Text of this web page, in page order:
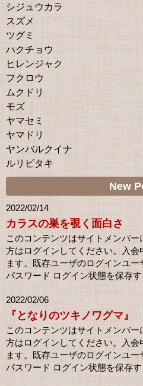
シジュウカラ
スズメ
ツグミ
ハクチョウ
ヒレンジャク
フクロウ
ムクドリ
モズ
ヤマセミ
ヤマドリ
ヤンバルクイナ
ルリビタキ
New
2022/02/14
カラスの巣を覗く面白さ
このコンテンツはサイトメンバ
方はログインしてください。入会
ます。既存ユーザのログインユ
パスワード ログイン状態を保存
2022/02/06
『となりのツキノワグマ』
このコンテンツはサイトメンバ
方はログインしてください。入会
ます。既存ユーザのログインユ
パスワード ログイン状態を保存